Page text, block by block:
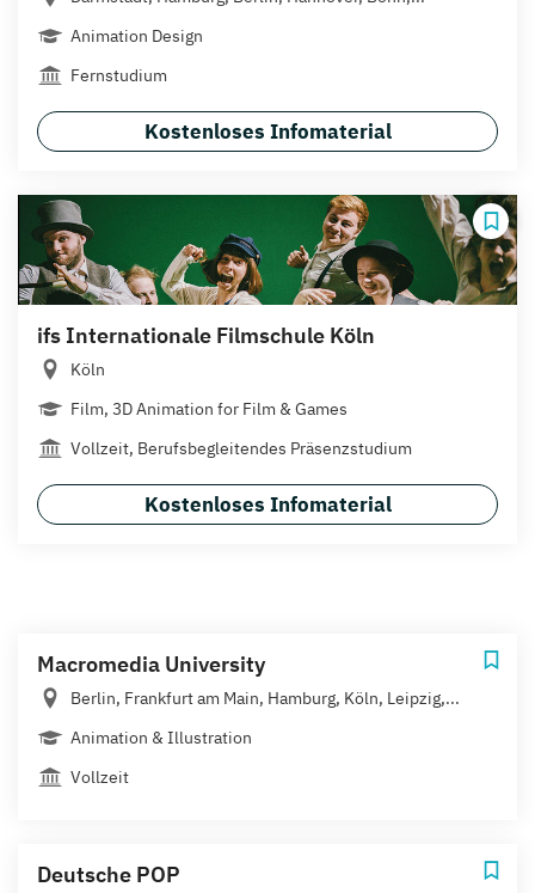
Animation Design
Fernstudium
Kostenloses Infomaterial
ifs Internationale Filmschule Köln
Köln
Film, 3D Animation for Film & Games
Vollzeit, Berufsbegleitendes Präsenzstudium
Kostenloses Infomaterial
Macromedia University
Berlin, Frankfurt am Main, Hamburg, Köln, Leipzig,...
Animation & Illustration
Vollzeit
Deutsche POP